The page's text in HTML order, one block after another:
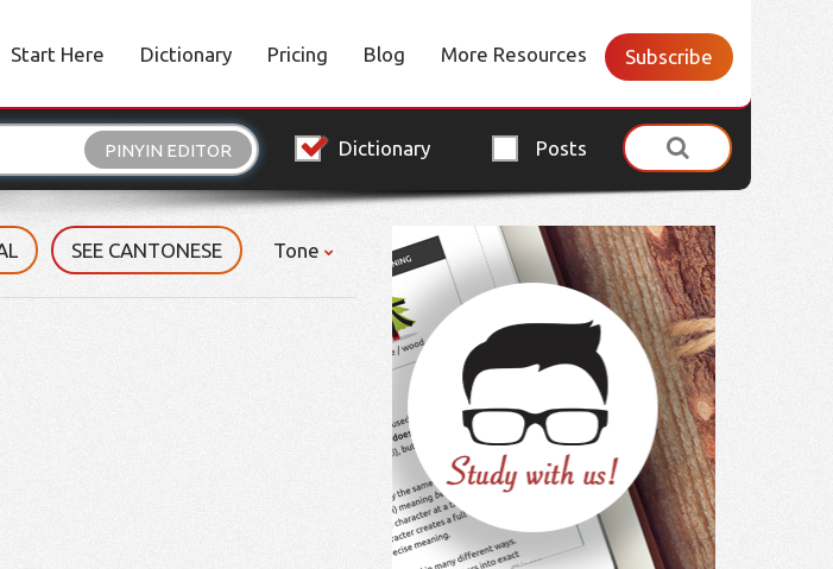
Start Here Dictionary Pricing Blog More Resources Subscribe
PINYIN EDITOR Dictionary Posts
SEE CANTONESE Tone